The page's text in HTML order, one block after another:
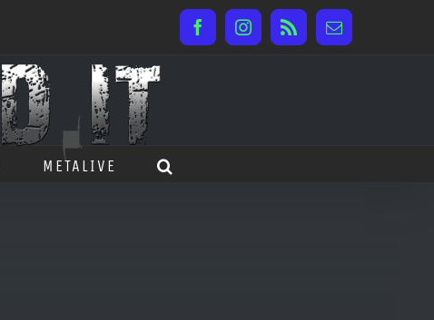
FacebookInstagram
Rss Email
METALIVE